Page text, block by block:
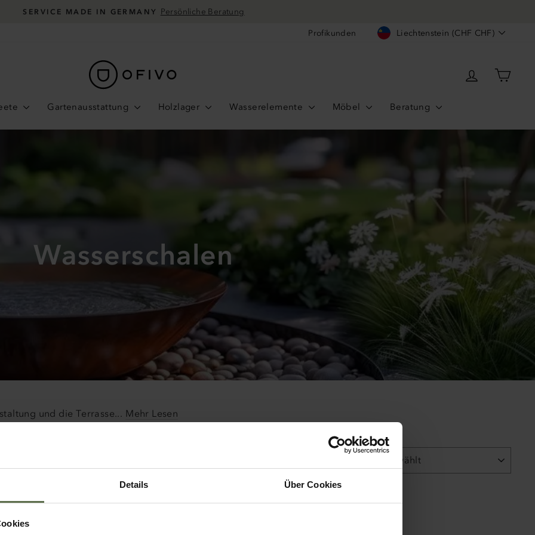
Details Über Cookies
SERVICE MADE IN GERMANY Persönliche Beratung
Profikunden WährungLiechtenstein (CHF CHF)
Einloggen
Gartenausstattung Holzlager Wasserelemente Möbel Beratung
Wasserschalen
und die Terrasse... Mehr Lesen
SORTIEREN